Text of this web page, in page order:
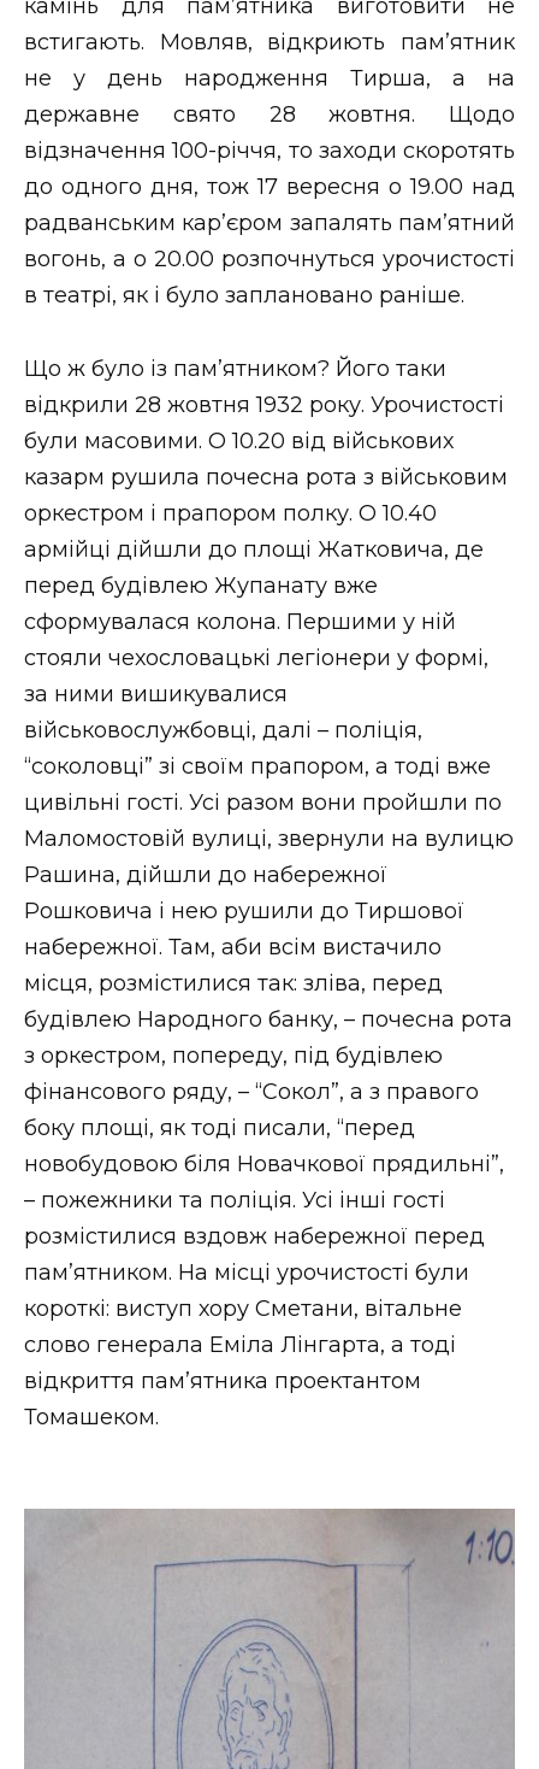
камінь для пам’ятника виготовити не
встигають. Мовляв, відкриють пам’ятник
не у день народження Тирша, а на
державне свято 28 жовтня. Щодо
відзначення 100-річчя, то заходи скоротять
до одного дня, тож 17 вересня о 19.00 над
радванським кар’єром запалять пам’ятний
вогонь, а о 20.00 розпочнуться урочистості
в театрі, як і було заплановано раніше.
Що ж було із пам’ятником? Його таки
відкрили 28 жовтня 1932 року. Урочистості
були масовими. О 10.20 від військових
казарм рушила почесна рота з військовим
оркестром і прапором полку. О 10.40
армійці дійшли до площі Жатковича, де
перед будівлею Жупанату вже
сформувалася колона. Першими у ній
стояли чехословацькі легіонери у формі,
за ними вишикувалися
військовослужбовці, далі – поліція,
“соколовці” зі своїм прапором, а тоді вже
цивільні гості. Усі разом вони пройшли по
Маломостовій вулиці, звернули на вулицю
Рашина, дійшли до набережної
Рошковича і нею рушили до Тиршової
набережної. Там, аби всім вистачило
місця, розмістилися так: зліва, перед
будівлею Народного банку, – почесна рота
з оркестром, попереду, під будівлею
фінансового ряду, – “Сокол”, а з правого
боку площі, як тоді писали, “перед
новобудовою біля Новачкової прядильні”,
– пожежники та поліція. Усі інші гості
розмістилися вздовж набережної перед
пам’ятником. На місці урочистості були
короткі: виступ хору Сметани, вітальне
слово генерала Еміла Лінгарта, а тоді
відкриття пам’ятника проектантом
Томашеком.